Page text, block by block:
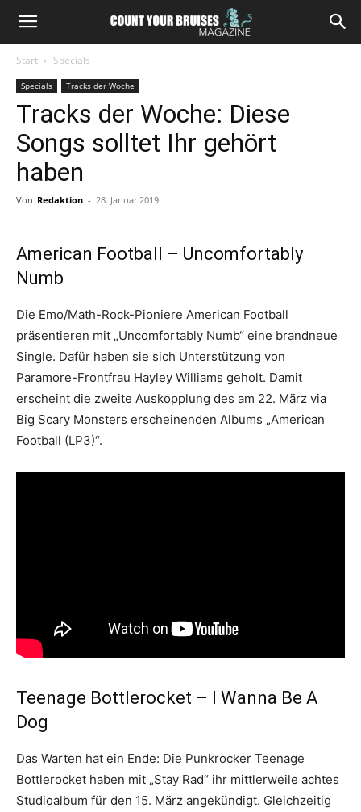
Start Specials
Specials Tracks der Woche
Tracks der Woche: Diese
Songs solltet Ihr gehört
haben
Von Redaktion - 28. Januar 2019
American Football – Uncomfortably
Numb
Die Emo/Math-Rock-Pioniere American Football
präsentieren mit „Uncomfortably Numb“ eine brandneue
Single. Dafür haben sie sich Unterstützung von
Paramore-Frontfrau Hayley Williams geholt. Damit
erscheint die zweite Auskopplung des am 22. März via
Big Scary Monsters erscheinenden Albums „American
Football (LP3)“.
Teenage Bottlerocket – I Wanna Be A
Dog
Das Warten hat ein Ende: Die Punkrocker Teenage
Bottlerocket haben mit „Stay Rad“ ihr mittlerweile achtes
Studioalbum für den 15. März angekündigt. Gleichzeitig